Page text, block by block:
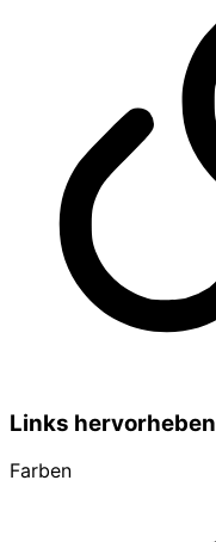
Links hervorheben
Farben